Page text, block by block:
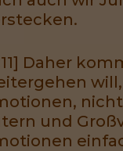
Daher
und